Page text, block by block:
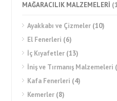
MAĞARACILIK MALZEMELERİ
Ayakkabı ve Çizmeler (10)
El Fenerleri (6)
İç Kıyafetler (13)
İniş ve Tırmanış Malzemeleri
Kafa Fenerleri (4)
Kemerler (8)